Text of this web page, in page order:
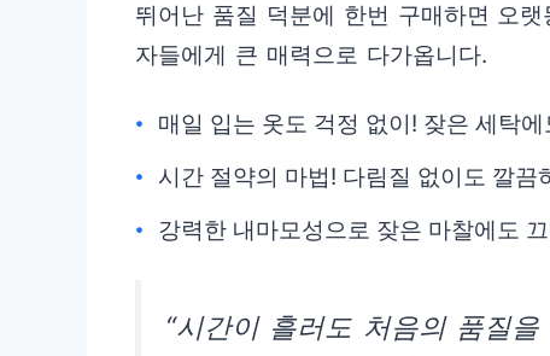
뛰어난 품질 덕분에 한번 구매하면 오
자들에게 큰 매력으로 다가옵니다.
매일 입는 옷도 걱정 없이! 잦은 세탁
시간 절약의 마법! 다림질 없이도 깔끔
강력한 내마모성으로 잦은 마찰에도
“시간이 흘러도 처음의 품질